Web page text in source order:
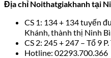
Địa chỉ Noithatgiakhanh tại
CS 1: 134 + 134 tuyến
Khánh, thành thị Ninh
CS 2: 245 + 247 – Tổ 9
Hotline: 02293.700.366